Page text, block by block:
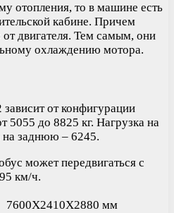
отопления, то в машине есть
кабине. Причем
двигателя. Тем самым, они
охлаждению мотора.
от конфигурации
5055 до 8825 кг. Нагрузка на
на заднюю – 6245.
может передвигаться с
км/ч.
7600X2410X2880 мм